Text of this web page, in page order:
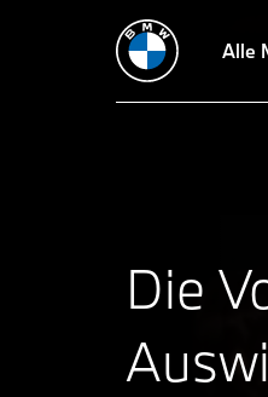
Alle
Die
Alltag Umwelt